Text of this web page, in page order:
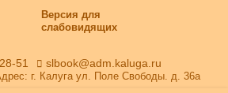
Версия для
слабовидящих
51 slbook@adm.kaluga.ru
г. Калуга ул. Поле Свободы. д. 36а